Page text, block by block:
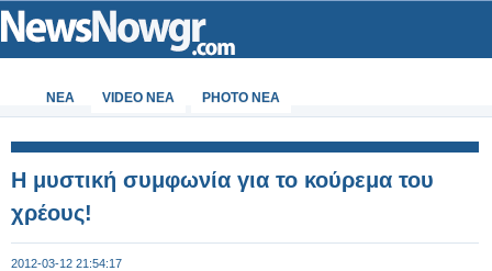
ΝΕΑ VIDEO NEA PHOTO NEA
Η μυστική συμφωνία για το κούρεμα του
χρέους!
2012-03-12 21:54:17